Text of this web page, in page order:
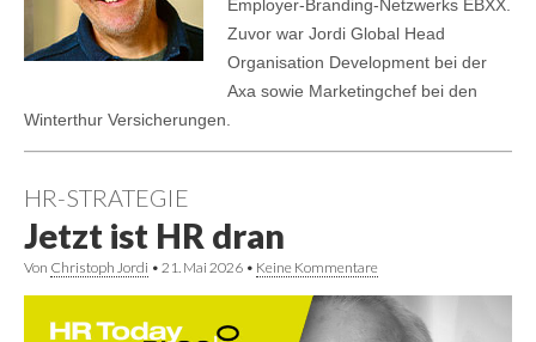
Employer-Branding-Netzwerks EBXX.
Zuvor war Jordi Global Head
Organisation Development bei der
Axa sowie Marketingchef bei den
Winterthur Versicherungen.
HR-STRATEGIE
Jetzt ist HR dran
Von Christoph Jordi • 21. Mai 2026 • Keine Kommentare